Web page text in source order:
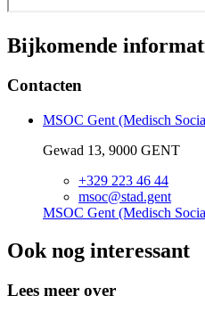
Bijkomende
Contacten
MSOC Gent (Medisch
Gewad 13, 9000 GENT
+329 223 46 44
msoc@stad.gent
MSOC Gent (Medisch
Ook nog interessant
Lees meer over